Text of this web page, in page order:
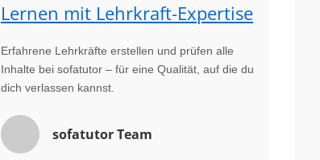
Lernen mit Lehrkraft-Expertise
Erfahrene Lehrkräfte erstellen und prüfen alle
Inhalte bei sofatutor – für eine Qualität, auf die du
dich verlassen kannst.
sofatutor Team